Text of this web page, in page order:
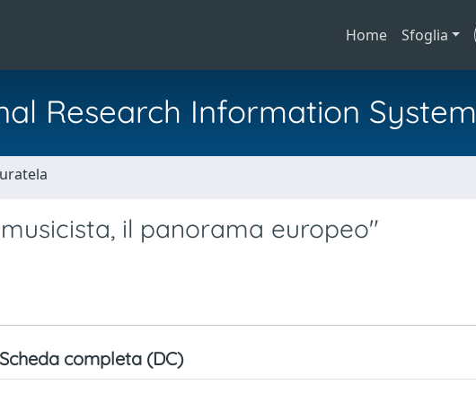
Home Sfoglia
Research Information System
il panorama europeo"
Scheda completa (DC)